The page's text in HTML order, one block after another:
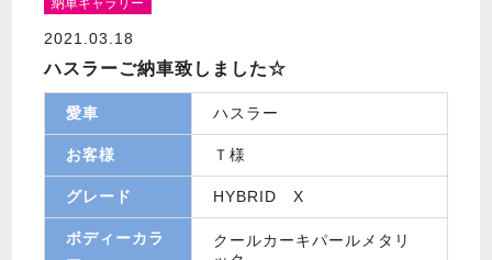
納車ギャラリー
2021.03.18
ハスラーご納車致しました☆
愛車 ハスラー
お客様 Ｔ様
グレード HYBRID X
ボディーカラ
クールカーキパールメタリ